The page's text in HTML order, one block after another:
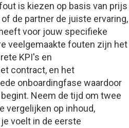
is kiezen op basis van prijs
de partner de juiste ervaring,
voor jouw specifieke
veelgemaakte fouten zijn het
KPI's en
contract, en het
onboardingfase waardoor
Neem de tijd om twee
vergelijken op inhoud,
voelt in de eerste